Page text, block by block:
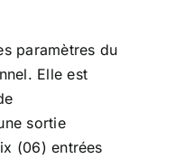
paramètres du
Elle est
sortie
(06) entrées